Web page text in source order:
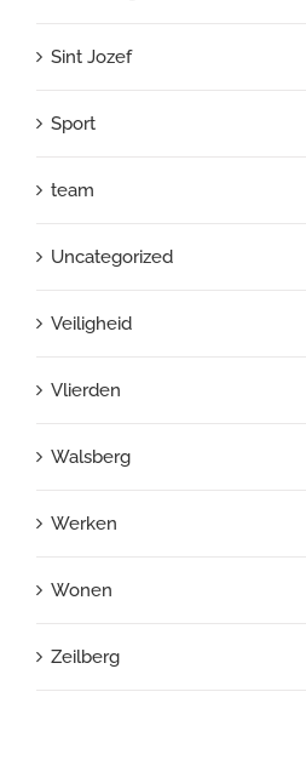
Sint Jozef
Sport
team
Uncategorized
Veiligheid
Vlierden
Walsberg
Werken
Wonen
Zeilberg